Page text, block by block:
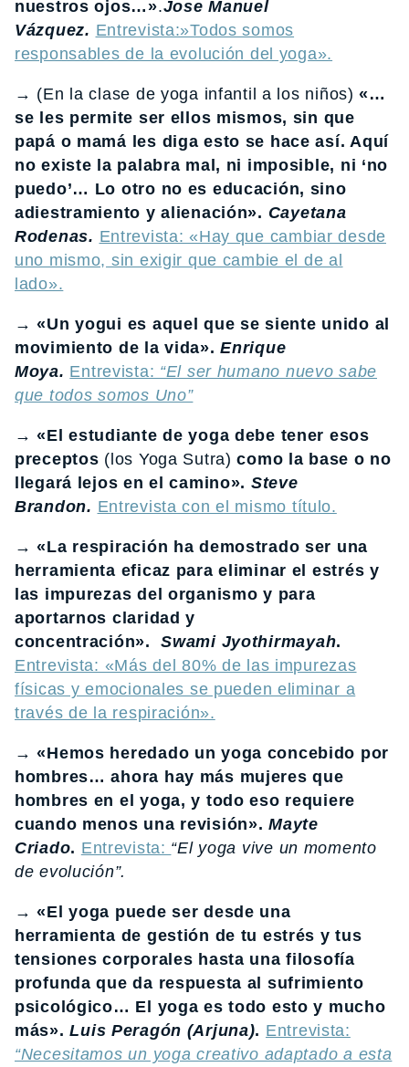
nuestros ojos…».Jose Manuel
Vázquez. Entrevista:»Todos somos
responsables de la evolución del yoga».
→ (En la clase de yoga infantil a los niños)«…
se les permite ser ellos mismos, sin que
papá o mamá les diga esto se hace así. Aquí
no existe la palabra mal, ni imposible, ni ‘no
puedo’… Lo otro no es educación, sino
adiestramiento y alienación». Cayetana
Rodenas. Entrevista: «Hay que cambiar desde
uno mismo, sin exigir que cambie el de al
lado».
→ «Un yogui es aquel que se siente unido al
movimiento de la vida».Enrique
Moya. Entrevista: “El ser humano nuevo sabe
que todos somos Uno”
→ «El estudiante de yoga debe tener esos
preceptos (los Yoga Sutra)como la base o no
llegará lejos en el camino». Steve
Brandon. Entrevista con el mismo título.
→ «La respiración ha demostrado ser una
herramienta eficaz para eliminar el estrés y
las impurezas del organismo y para
aportarnos claridad y
concentración».
Swami Jyothirmayah.
Entrevista: «Más del 80% de las impurezas
físicas y emocionales se pueden eliminar a
través de la respiración».
→ «Hemos heredado un yoga concebido por
hombres… ahora hay más mujeres que
hombres en el yoga, y todo eso requiere
cuando menos una revisión».Mayte
Criado. Entrevista: “El yoga vive un momento
de evolución”.
→ «El yoga puede ser desde una
herramienta de gestión de tu estrés y tus
tensiones corporales hasta una filosofía
profunda que da respuesta al sufrimiento
psicológico… El yoga es todo esto y mucho
más». Luis Peragón (Arjuna). Entrevista:
“Necesitamos un yoga creativo adaptado a esta